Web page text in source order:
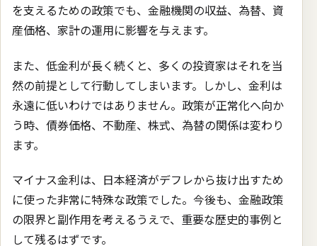
を支えるための政策でも、金融機関の収益、為替、資
産価格、家計の運用に影響を与えます。
また、低金利が長く続くと、多くの投資家はそれを当
然の前提として行動してしまいます。しかし、金利は
永遠に低いわけではありません。政策が正常化へ向か
う時、債券価格、不動産、株式、為替の関係は変わり
ます。
マイナス金利は、日本経済がデフレから抜け出すため
に使った非常に特殊な政策でした。今後も、金融政策
の限界と副作用を考えるうえで、重要な歴史的事例と
して残るはずです。